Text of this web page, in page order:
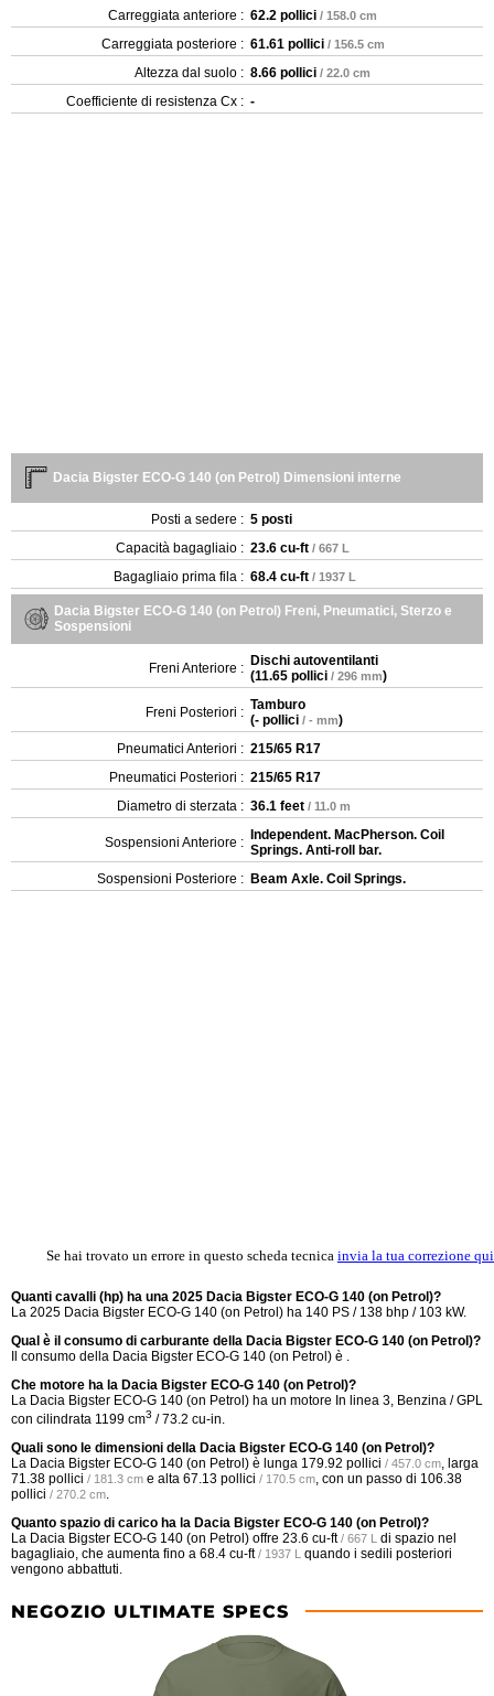
Carreggiata anteriore : 62.2 pollici / 158.0 cm
Carreggiata posteriore : 61.61 pollici / 156.5 cm
Altezza dal suolo : 8.66 pollici / 22.0 cm
Coefficiente di resistenza Cx : -
Dacia Bigster ECO-G 140 (on Petrol) Dimensioni interne
Posti a sedere : 5 posti
Capacità bagagliaio : 23.6 cu-ft / 667 L
Bagagliaio prima fila : 68.4 cu-ft / 1937 L
Dacia Bigster ECO-G 140 (on Petrol) Freni, Pneumatici, Sterzo e
Sospensioni
Freni Anteriore : Dischi autoventilanti
(11.65 pollici / 296 mm)
Freni Posteriori : Tamburo
(- pollici / - mm)
Pneumatici Anteriori : 215/65 R17
Pneumatici Posteriori : 215/65 R17
Diametro di sterzata : 36.1 feet / 11.0 m
Sospensioni Anteriore : Independent. MacPherson. Coil
Springs. Anti-roll bar.
Sospensioni Posteriore : Beam Axle. Coil Springs.
Se hai trovato un errore in questo scheda tecnica invia la tua correzione qui
Quanti cavalli (hp) ha una 2025 Dacia Bigster ECO-G 140 (on Petrol)?
La 2025 Dacia Bigster ECO-G 140 (on Petrol) ha 140 PS / 138 bhp / 103 kW.
Qual è il consumo di carburante della Dacia Bigster ECO-G 140 (on Petrol)?
Il consumo della Dacia Bigster ECO-G 140 (on Petrol) è .
Che motore ha la Dacia Bigster ECO-G 140 (on Petrol)?
La Dacia Bigster ECO-G 140 (on Petrol) ha un motore In linea 3, Benzina / GPL
con cilindrata 1199 cm3 / 73.2 cu-in.
Quali sono le dimensioni della Dacia Bigster ECO-G 140 (on Petrol)?
La Dacia Bigster ECO-G 140 (on Petrol) è lunga 179.92 pollici / 457.0 cm , larga
71.38 pollici / 181.3 cm e alta 67.13 pollici / 170.5 cm , con un passo di 106.38
pollici / 270.2 cm
Quanto spazio di carico ha la Dacia Bigster ECO-G 140 (on Petrol)?
La Dacia Bigster ECO-G 140 (on Petrol) offre 23.6 cu-ft / 667 L di spazio nel
bagagliaio, che aumenta fino a 68.4 cu-ft / 1937 L quando i sedili posteriori
vengono abbattuti.
NEGOZIO ULTIMATE SPECS